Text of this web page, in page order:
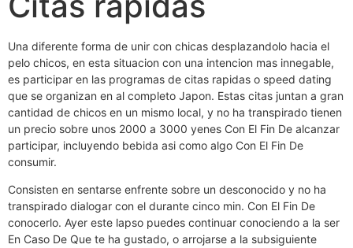
Una diferente forma de unir con chicas desplazandolo hacia el
pelo chicos, en esta situacion con una intencion mas innegable,
es participar en las programas de citas rapidas o speed dating
que se organizan en al completo Japon. Estas citas juntan a gran
cantidad de chicos en un mismo local, y no ha transpirado tienen
un precio sobre unos 2000 a 3000 yenes Con El Fin De alcanzar
participar, incluyendo bebida asi­ como algo Con El Fin De
consumir.
Consisten en sentarse enfrente sobre un desconocido y no ha
transpirado dialogar con el durante cinco min. Con El Fin De
conocerlo. Ayer este lapso puedes continuar conociendo a la ser
En Caso De Que te ha gustado, o arrojarse a la subsiguiente